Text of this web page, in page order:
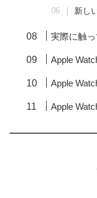
新し
実際に触
Apple
Apple
Apple